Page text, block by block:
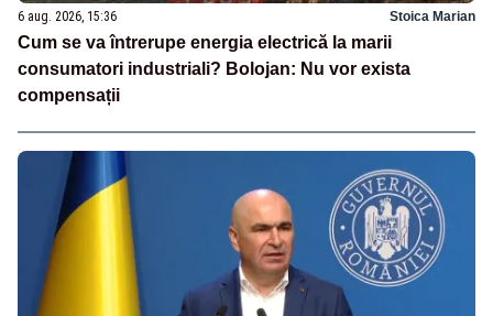
6 aug. 2026, 15:36 Stoica Marian
Cum se va întrerupe energia electrică la marii
consumatori industriali? Bolojan: Nu vor exista
compensații